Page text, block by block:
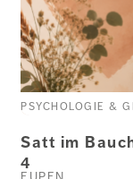
PSYCHOLOGIE &
Satt im
4